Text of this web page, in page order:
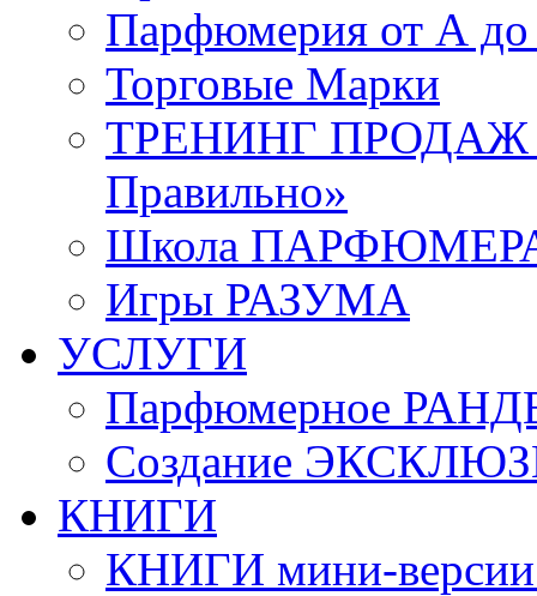
Парфюмерия от А
Торговые Марки
ТРЕНИНГ ПРОДАЖ
Правильно»
Школа
Игры РАЗУМА
УСЛУГИ
Парфюмерное
Создание
КНИГИ
КНИГИ мини-